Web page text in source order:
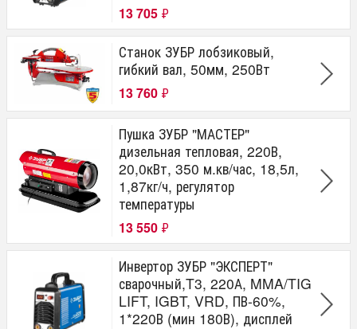
13 705 ₽
Станок ЗУБР лобзиковый,
гибкий вал, 50мм, 250Вт
13 760 ₽
Пушка ЗУБР "МАСТЕР"
дизельная тепловая, 220В,
20,0кВт, 350 м.кв/час, 18,5л,
1,87кг/ч, регулятор
температуры
13 550 ₽
Инвертор ЗУБР "ЭКСПЕРТ"
сварочный,T3, 220А, MMA/TIG
LIFT, IGBT, VRD, ПВ-60%,
1*220В (мин 180В), дисплей